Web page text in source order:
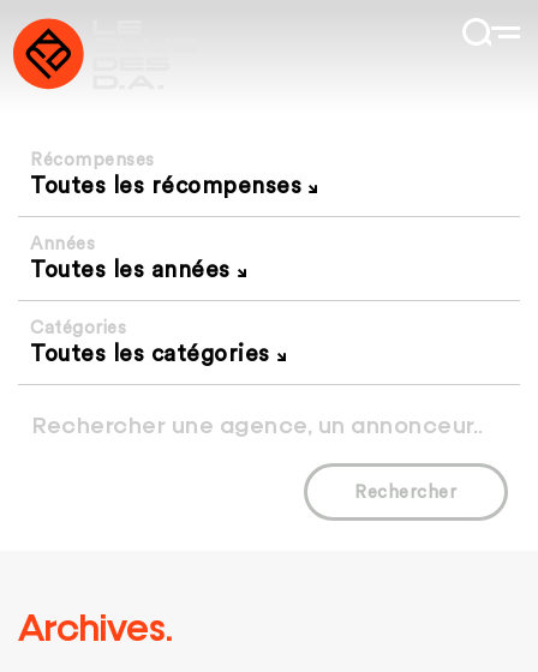
Récompenses
Toutes les récompenses
Années
Toutes les années
Catégories
Toutes les catégories
Rechercher
Archives.